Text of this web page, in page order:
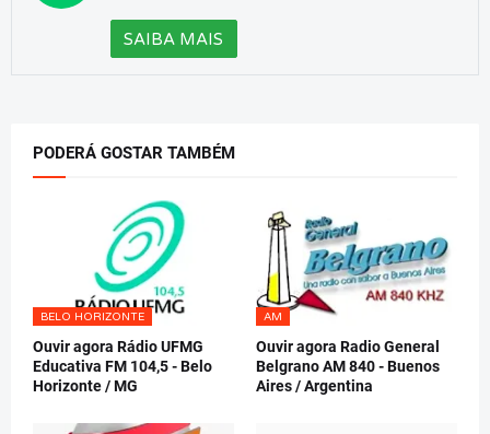
SAIBA MAIS
PODERÁ GOSTAR TAMBÉM
BELO HORIZONTE
Ouvir agora Rádio UFMG
Educativa FM 104,5 - Belo
Horizonte / MG
AM
Ouvir agora Radio General
Belgrano AM 840 - Buenos
Aires / Argentina